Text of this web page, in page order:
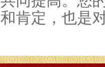
和肯定，也是